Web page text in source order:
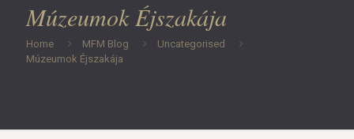
Múzeumok Éjszakája
Home MFM Blog
Uncategorised
Múzeumok Éjszakája